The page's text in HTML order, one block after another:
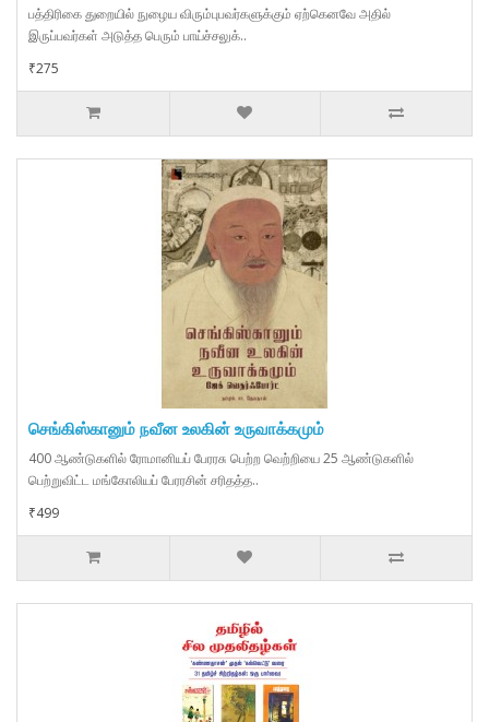
பத்திரிகை துறையில் நுழைய விரும்புபவர்களுக்கும் ஏற்கெனவே அதில்
இருப்பவர்கள் அடுத்த பெரும் பாய்ச்சலுக்..
₹275
செங்கிஸ்கானும் நவீன உலகின் உருவாக்கமும்
400 ஆண்டுகளில் ரோமானியப் பேரரசு பெற்ற வெற்றியை 25 ஆண்டுகளில்
பெற்றுவிட்ட மங்கோலியப் பேரரசின் சரிதத்த..
₹499